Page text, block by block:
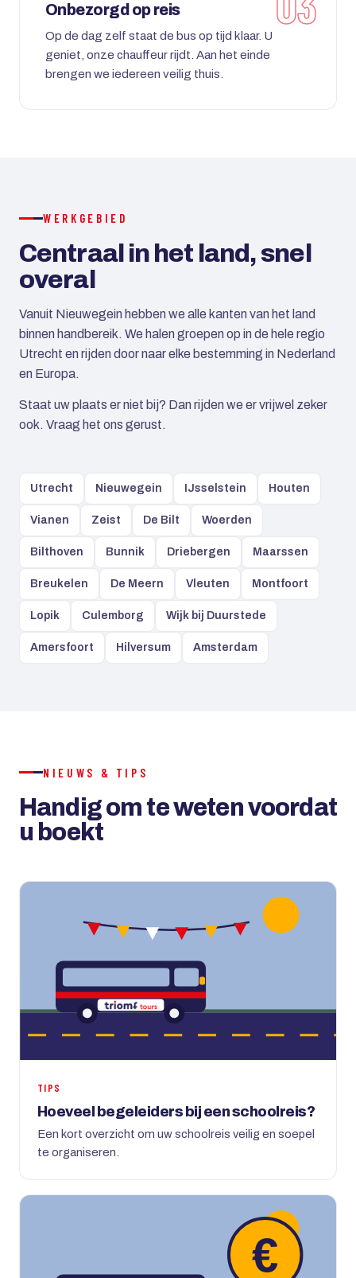
Onbezorgd op reis
Op de dag zelf staat de bus op tijd klaar. U
geniet, onze chauffeur rijdt. Aan het einde
brengen we iedereen veilig thuis.
WERKGEBIED
Centraal in het land, snel
overal
Vanuit Nieuwegein hebben we alle kanten van het land
binnen handbereik. We halen groepen op in de hele regio
Utrecht en rijden door naar elke bestemming in Nederland
en Europa.
Staat uw plaats er niet bij? Dan rijden we er vrijwel zeker
ook. Vraag het ons gerust.
Utrecht Nieuwegein IJsselstein Houten
Vianen Zeist De Bilt Woerden
Bilthoven Bunnik Driebergen Maarssen
Breukelen De Meern Vleuten Montfoort
Lopik Culemborg Wijk bij Duurstede
Amersfoort Hilversum Amsterdam
NIEUWS & TIPS
Handig om te weten voordat
u boekt
TIPS
Hoeveel begeleiders bij een schoolreis?
Een kort overzicht om uw schoolreis veilig en soepel
te organiseren.